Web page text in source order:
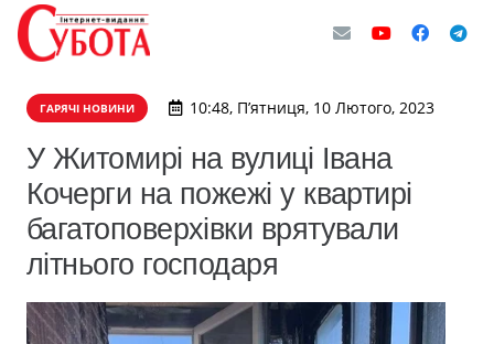
ГАРЯЧІ НОВИНИ 10:48, П’ятниця, 10 Лютого, 2023
У Житомирі на вулиці Івана
Кочерги на пожежі у квартирі
багатоповерхівки врятували
літнього господаря